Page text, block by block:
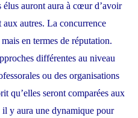
élus auront aura à cœur d’avoir
autres. La concurrence
en termes de réputation.
différentes au niveau
ou des organisations
qu’elles seront comparées aux
y aura une dynamique pour